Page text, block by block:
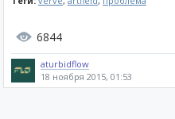
6844
aturbidflow
18 ноября 2015, 01:53